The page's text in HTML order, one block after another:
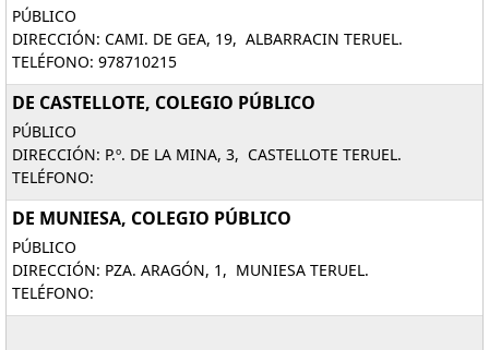
PÚBLICO
DIRECCIÓN: CAMI. DE GEA, 19, ALBARRACIN TERUEL.
TELÉFONO: 978710215
DE CASTELLOTE, COLEGIO PÚBLICO
PÚBLICO
DIRECCIÓN: P.º. DE LA MINA, 3, CASTELLOTE TERUEL.
TELÉFONO:
DE MUNIESA, COLEGIO PÚBLICO
PÚBLICO
DIRECCIÓN: PZA. ARAGÓN, 1, MUNIESA TERUEL.
TELÉFONO: